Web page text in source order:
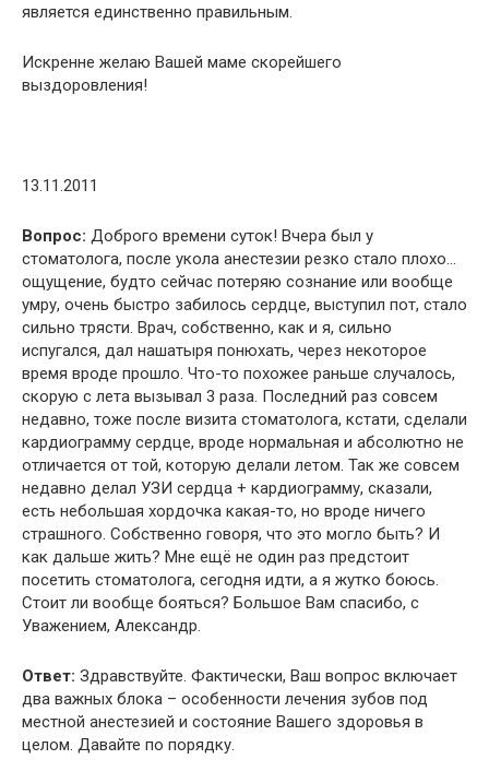
является единственно правильным.
Искренне желаю Вашей маме скорейшего
выздоровления!
13.11.2011
Вопрос: Доброго времени суток! Вчера был у
стоматолога, после укола анестезии резко стало плохо…
ощущение, будто сейчас потеряю сознание или вообще
умру, очень быстро забилось сердце, выступил пот, стало
сильно трясти. Врач, собственно, как и я, сильно
испугался, дал нашатыря понюхать, через некоторое
время вроде прошло. Что-то похожее раньше случалось,
скорую с лета вызывал 3 раза. Последний раз совсем
недавно, тоже после визита стоматолога, кстати, сделали
кардиограмму сердце, вроде нормальная и абсолютно не
отличается от той, которую делали летом. Так же совсем
недавно делал УЗИ сердца + кардиограмму, сказали,
есть небольшая хордочка какая-то, но вроде ничего
страшного. Собственно говоря, что это могло быть? И
как дальше жить? Мне ещё не один раз предстоит
посетить стоматолога, сегодня идти, а я жутко боюсь.
Стоит ли вообще бояться? Большое Вам спасибо, с
Уважением, Александр.
Ответ: Здравствуйте. Фактически, Ваш вопрос включает
два важных блока – особенности лечения зубов под
местной анестезией и состояние Вашего здоровья в
целом. Давайте по порядку.